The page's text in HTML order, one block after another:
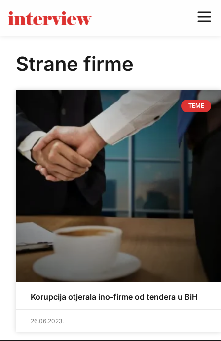
Strane firme
TEME
Korupcija otjerala ino-firme od tendera u BiH
26.06.2023.